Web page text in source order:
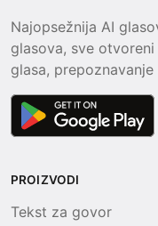
Najopsežnija AI
glasova, sve
glasa,
PROIZVODI
Tekst za govor